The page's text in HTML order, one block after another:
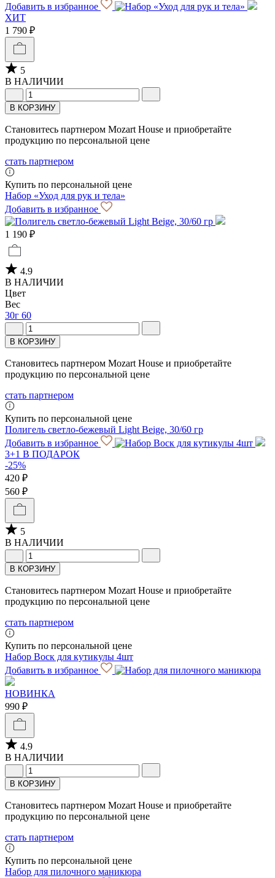
Добавить в избранное
ХИТ
1 790 ₽
5
В НАЛИЧИИ
В КОРЗИНУ
Становитесь партнером Mozart House и приобретайте
продукцию по персональной цене
стать партнером
Купить по персональной цене
Набор «Уход для рук и тела»
Добавить в избранное
1 190 ₽
4.9
В НАЛИЧИИ
Цвет
Вес
30г 60
В КОРЗИНУ
Становитесь партнером Mozart House и приобретайте
продукцию по персональной цене
стать партнером
Купить по персональной цене
Полигель светло-бежевый Light Beige, 30/60 гр
Добавить в избранное
3+1 В ПОДАРОК
-25%
420 ₽
560 ₽
5
В НАЛИЧИИ
В КОРЗИНУ
Становитесь партнером Mozart House и приобретайте
продукцию по персональной цене
стать партнером
Купить по персональной цене
Набор Воск для кутикулы 4шт
Добавить в избранное
НОВИНКА
990 ₽
4.9
В НАЛИЧИИ
В КОРЗИНУ
Становитесь партнером Mozart House и приобретайте
продукцию по персональной цене
стать партнером
Купить по персональной цене
Набор для пилочного маникюра